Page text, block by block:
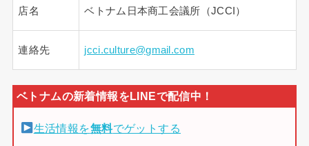
店名 ベトナム日本商工会議所（JCCI）
連絡先 jcci.culture@gmail.com
生活情報を無料でゲットする